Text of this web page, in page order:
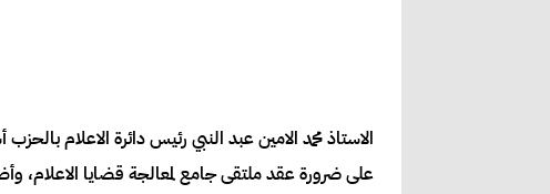
الاستاذ محمد الامين عبد النبي رئيس دائرة الاعلام
على ضرورة عقد ملتقى جامع لمعالجة قضايا الاعلام،